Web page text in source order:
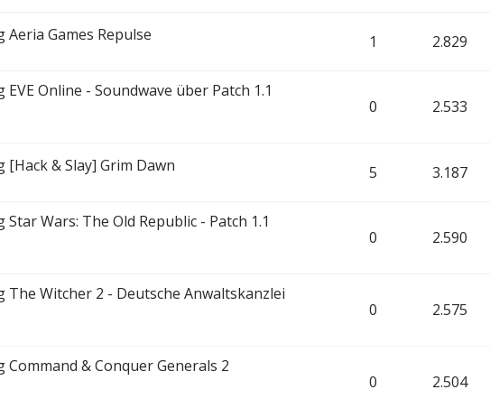
Aeria Games Repulse 1 2.829
EVE Online - Soundwave über Patch 1.1
0 2.533
[Hack & Slay] Grim Dawn 5 3.187
Star Wars: The Old Republic - Patch 1.1
0 2.590
The Witcher 2 - Deutsche Anwaltskanzlei
0 2.575
Command & Conquer Generals 2
0 2.504